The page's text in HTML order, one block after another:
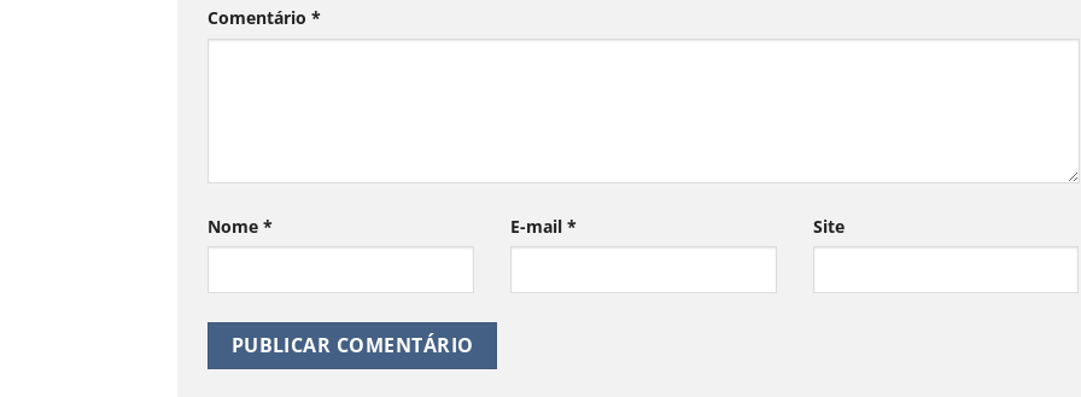
Comentário *
Nome * E-mail * Site